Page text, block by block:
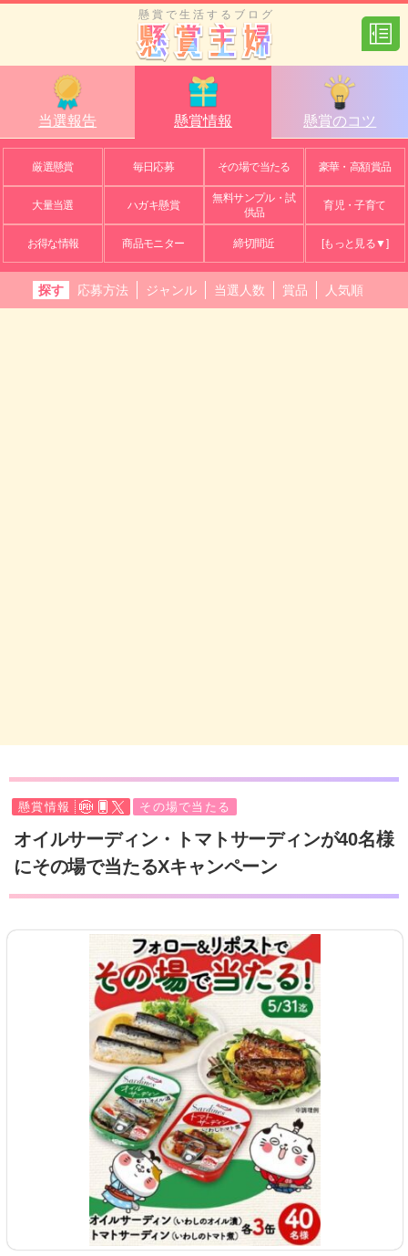
懸賞で生活するブログ
当選報告 懸賞情報 懸賞のコツ
厳選懸賞 毎日応募 その場で当たる 豪華・高額賞品
大量当選 ハガキ懸賞
無料サンプル・試
供品
育児・子育て
お得な情報 商品モニター 締切間近 [もっと見る▼]
探す 応募方法 ジャンル 当選人数 賞品 人気順
懸賞情報 その場で当たる
オイルサーディン・トマトサーディンが40名様
にその場で当たるXキャンペーン